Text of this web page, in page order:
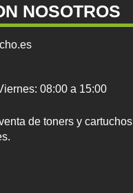
NOSOTROS
08:00 a 15:00
de toners y cartuchos